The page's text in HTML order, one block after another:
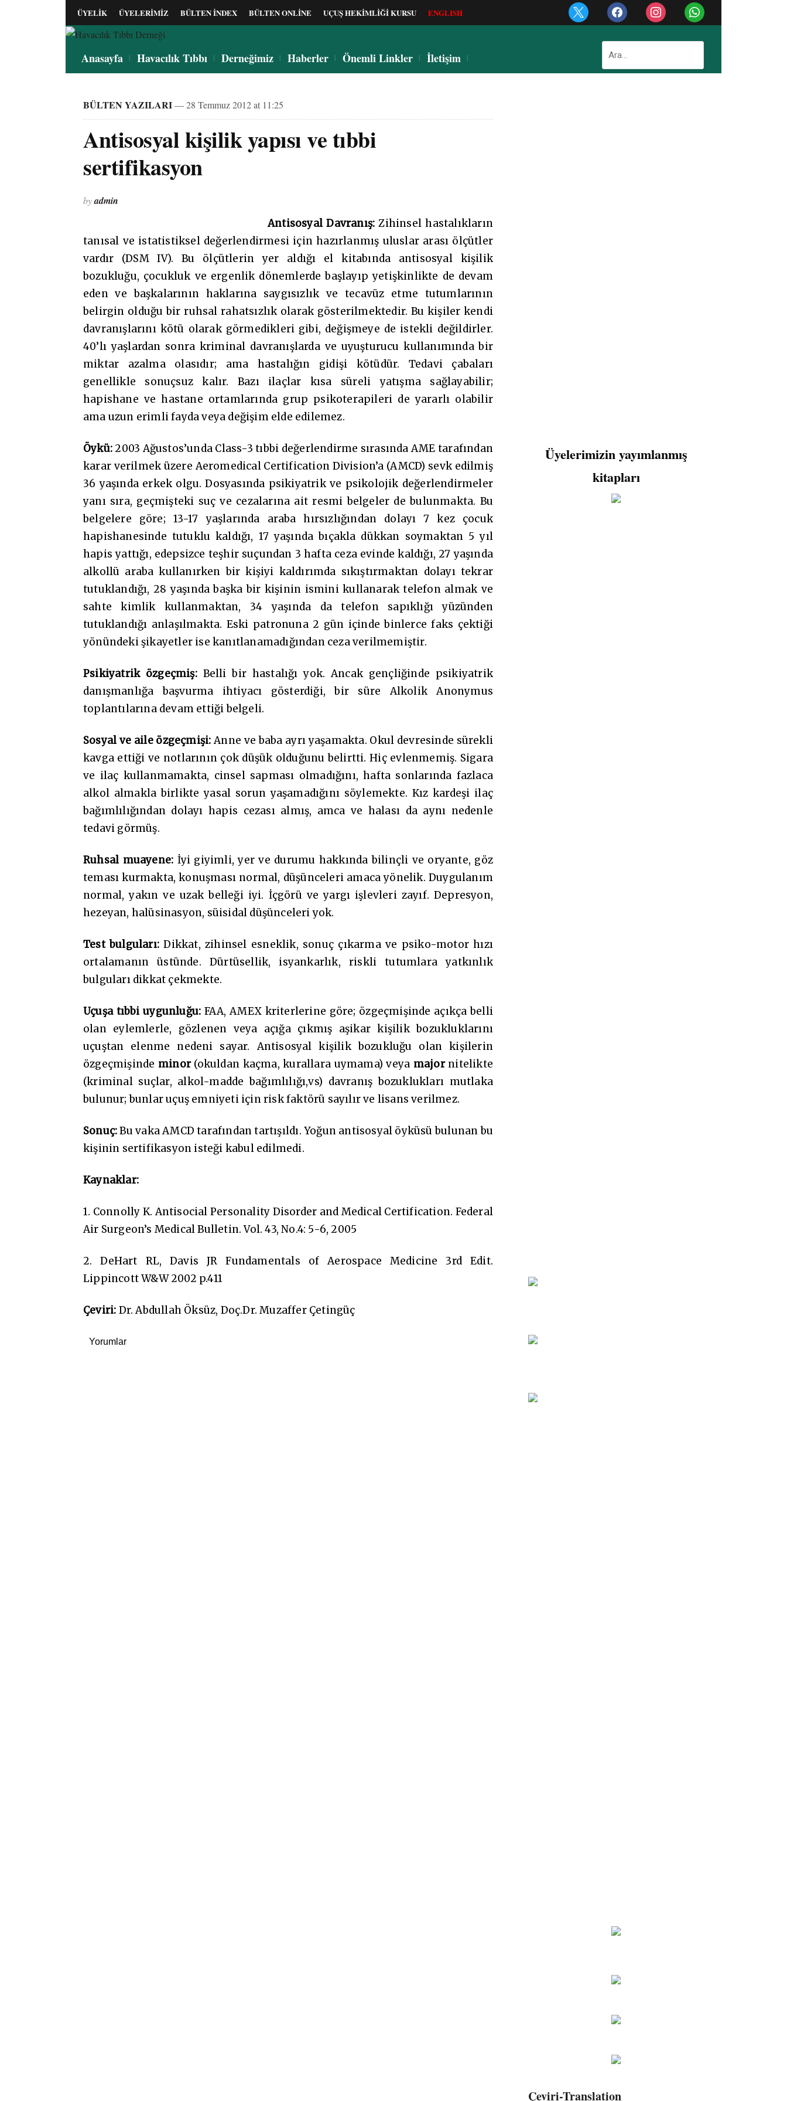
x facebook instagram whatsapp
ÜYELİK ÜYELERİMİZ BÜLTEN İNDEX BÜLTEN ONLİNE UÇUŞ HEKİMLİĞİ KURSU ENGLISH
Arama:
Anasayfa Havacılık Tıbbı Derneğimiz Haberler Önemli Linkler İletişim
BÜLTEN YAZILARI— 28 Temmuz 2012 at 11:25
Antisosyal kişilik yapısı ve tıbbi
sertifikasyon
byadmin
Antisosyal Davranış: Zihinsel hastalıkların
tanısal ve istatistiksel değerlendirmesi için hazırlanmış uluslar arası ölçütler
vardır (DSM IV). Bu ölçütlerin yer aldığı el kitabında antisosyal kişilik
bozukluğu, çocukluk ve ergenlik dönemlerde başlayıp yetişkinlikte de devam
eden ve başkalarının haklarına saygısızlık ve tecavüz etme tutumlarının
belirgin olduğu bir ruhsal rahatsızlık olarak gösterilmektedir. Bu kişiler kendi
davranışlarını kötü olarak görmedikleri gibi, değişmeye de istekli değildirler.
40’lı yaşlardan sonra kriminal davranışlarda ve uyuşturucu kullanımında bir
miktar azalma olasıdır; ama hastalığın gidişi kötüdür. Tedavi çabaları
genellikle sonuçsuz kalır. Bazı ilaçlar kısa süreli yatışma sağlayabilir;
hapishane ve hastane ortamlarında grup psikoterapileri de yararlı olabilir
ama uzun erimli fayda veya değişim elde edilemez.
Öykü: 2003 Ağustos’unda Class-3 tıbbi değerlendirme sırasında AME tarafından
karar verilmek üzere Aeromedical Certification Division’a (AMCD) sevk edilmiş
36 yaşında erkek olgu. Dosyasında psikiyatrik ve psikolojik değerlendirmeler
yanı sıra, geçmişteki suç ve cezalarına ait resmi belgeler de bulunmakta. Bu
belgelere göre; 13-17 yaşlarında araba hırsızlığından dolayı 7 kez çocuk
hapishanesinde tutuklu kaldığı, 17 yaşında bıçakla dükkan soymaktan 5 yıl
hapis yattığı, edepsizce teşhir suçundan 3 hafta ceza evinde kaldığı, 27 yaşında
alkollü araba kullanırken bir kişiyi kaldırımda sıkıştırmaktan dolayı tekrar
tutuklandığı, 28 yaşında başka bir kişinin ismini kullanarak telefon almak ve
sahte kimlik kullanmaktan, 34 yaşında da telefon sapıklığı yüzünden
tutuklandığı anlaşılmakta. Eski patronuna 2 gün içinde binlerce faks çektiği
yönündeki şikayetler ise kanıtlanamadığından ceza verilmemiştir.
Psikiyatrik özgeçmiş: Belli bir hastalığı yok. Ancak gençliğinde psikiyatrik
danışmanlığa başvurma ihtiyacı gösterdiği, bir süre Alkolik Anonymus
toplantılarına devam ettiği belgeli.
Sosyal ve aile özgeçmişi:Anne ve baba ayrı yaşamakta. Okul devresinde sürekli
kavga ettiği ve notlarının çok düşük olduğunu belirtti. Hiç evlenmemiş. Sigara
ve ilaç kullanmamakta, cinsel sapması olmadığını, hafta sonlarında fazlaca
alkol almakla birlikte yasal sorun yaşamadığını söylemekte. Kız kardeşi ilaç
bağımlılığından dolayı hapis cezası almış, amca ve halası da aynı nedenle
tedavi görmüş.
Ruhsal muayene: İyi giyimli, yer ve durumu hakkında bilinçli ve oryante, göz
teması kurmakta, konuşması normal, düşünceleri amaca yönelik. Duygulanım
normal, yakın ve uzak belleği iyi. İçgörü ve yargı işlevleri zayıf. Depresyon,
hezeyan, halüsinasyon, süisidal düşünceleri yok.
Test bulguları: Dikkat, zihinsel esneklik, sonuç çıkarma ve psiko-motor hızı
ortalamanın üstünde. Dürtüsellik, isyankarlık, riskli tutumlara yatkınlık
bulguları dikkat çekmekte.
Uçuşa tıbbi uygunluğu: FAA, AMEX kriterlerine göre; özgeçmişinde açıkça belli
olan eylemlerle, gözlenen veya açığa çıkmış aşikar kişilik bozukluklarını
uçuştan elenme nedeni sayar. Antisosyal kişilik bozukluğu olan kişilerin
özgeçmişinde minor(okuldan kaçma, kurallara uymama) veya majornitelikte
(kriminal suçlar, alkol-madde bağımlılığı,vs) davranış bozuklukları mutlaka
bulunur; bunlar uçuş emniyeti için risk faktörü sayılır ve lisans verilmez.
Sonuç:Bu vaka AMCD tarafından tartışıldı. Yoğun antisosyal öyküsü bulunan bu
kişinin sertifikasyon isteği kabul edilmedi.
Kaynaklar:
1. Connolly K. Antisocial Personality Disorder and Medical Certification. Federal
Air Surgeon’s Medical Bulletin. Vol. 43, No.4: 5-6, 2005
2. DeHart RL, Davis JR Fundamentals of Aerospace Medicine 3rd Edit.
Lippincott W&W 2002 p.411
Çeviri: Dr. Abdullah Öksüz, Doç.Dr. Muzaffer Çetingüç
Yorumlar
Üyelerimizin yayımlanmış
kitapları
Çeviri-Translation